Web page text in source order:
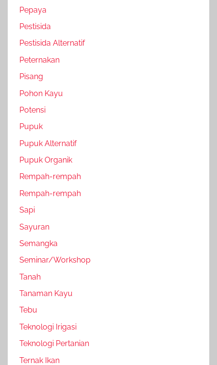
Pepaya
Pestisida
Pestisida Alternatif
Peternakan
Pisang
Pohon Kayu
Potensi
Pupuk
Pupuk Alternatif
Pupuk Organik
Rempah-rempah
Rempah-rempah
Sapi
Sayuran
Semangka
Seminar/Workshop
Tanah
Tanaman Kayu
Tebu
Teknologi Irigasi
Teknologi Pertanian
Ternak Ikan